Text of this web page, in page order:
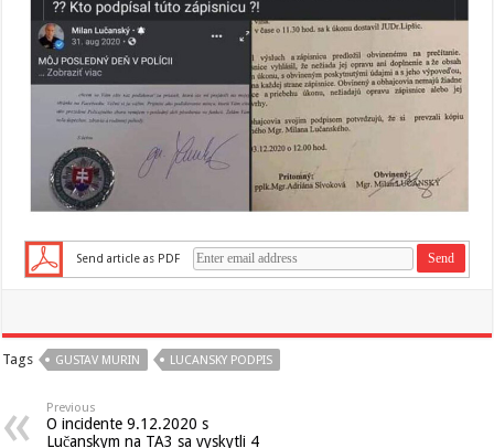
Send article as PDF
Tags GUSTAV MURIN LUCANSKY PODPIS
Previous
O incidente 9.12.2020 s
Lučanskym na TA3 sa vyskytli 4